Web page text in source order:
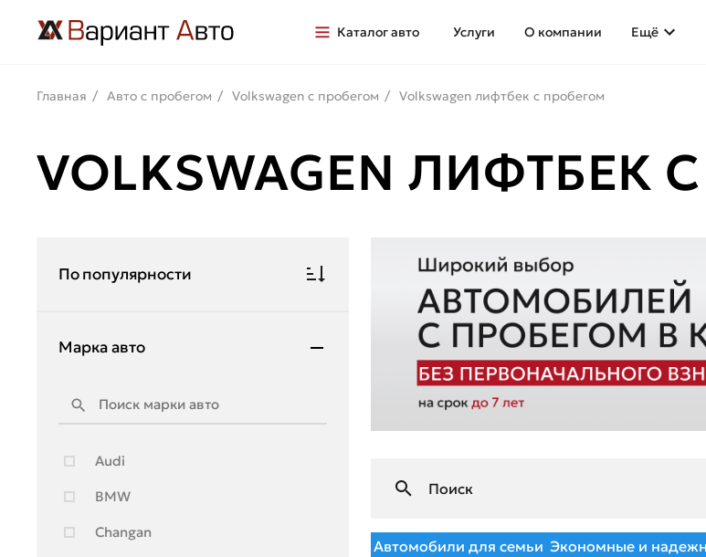
Каталог авто Услуги О компании Ещё
Главная Авто с пробегом Volkswagen с пробегом Volkswagen лифтбек с пробегом
VOLKSWAGEN ЛИФТБЕК
По популярности
Марка авто
Audi
BMW
Changan
Автомобили для семьи Экономные и